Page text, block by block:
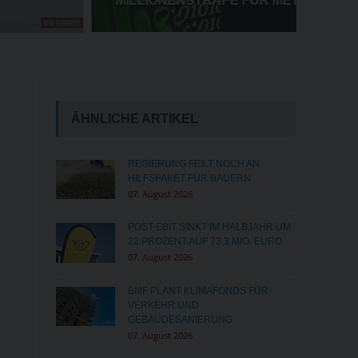
ÄHNLICHE ARTIKEL
REGIERUNG FEILT NOCH AN
HILFSPAKET FÜR BAUERN
07. August 2026
POST-EBIT SINKT IM HALBJAHR UM
22 PROZENT AUF 73,3 MIO. EURO
07. August 2026
BMF PLANT KLIMAFONDS FÜR
VERKEHR UND
GEBÄUDESANIERUNG
07. August 2026